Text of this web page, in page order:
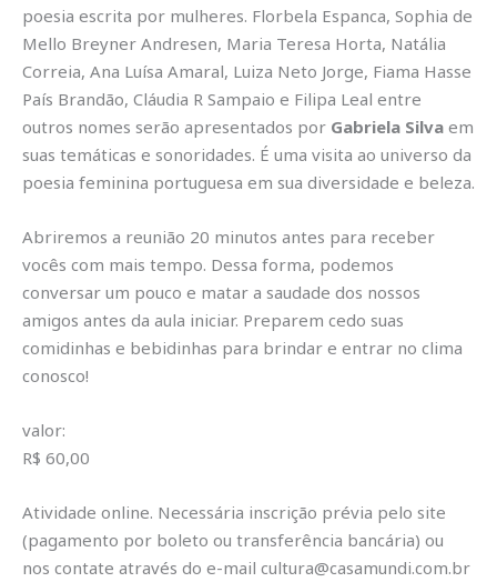
poesia escrita por mulheres. Florbela Espanca, Sophia de
Mello Breyner Andresen, Maria Teresa Horta, Natália
Correia, Ana Luísa Amaral, Luiza Neto Jorge, Fiama Hasse
País Brandão, Cláudia R Sampaio e Filipa Leal entre
outros nomes serão apresentados por Gabriela Silva em
suas temáticas e sonoridades. É uma visita ao universo da
poesia feminina portuguesa em sua diversidade e beleza.
Abriremos a reunião 20 minutos antes para receber
vocês com mais tempo. Dessa forma, podemos
conversar um pouco e matar a saudade dos nossos
amigos antes da aula iniciar. Preparem cedo suas
comidinhas e bebidinhas para brindar e entrar no clima
conosco!
valor:
R$ 60,00
Atividade online. Necessária inscrição prévia pelo site
(pagamento por boleto ou transferência bancária) ou
nos contate através do e-mail cultura@casamundi.com.br